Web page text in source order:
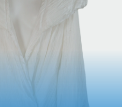
SL-020